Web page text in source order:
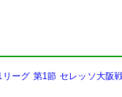
ーグ 第1節 セレッソ大阪